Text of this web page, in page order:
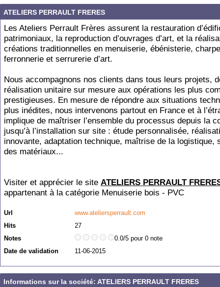
ATELIERS PERRAULT FRERES
Les Ateliers Perrault Frères assurent la restauration
patrimoniaux, la reproduction d’ouvrages d’art, et la
créations traditionnelles en menuiserie, ébénisterie,
ferronnerie et serrurerie d’art.
Nous accompagnons nos clients dans tous leurs projets,
réalisation unitaire sur mesure aux opérations les plus
prestigieuses. En mesure de répondre aux situations
plus inédites, nous intervenons partout en France et à
implique de maîtriser l’ensemble du processus depuis la
jusqu’à l’installation sur site : étude personnalisée,
innovante, adaptation technique, maîtrise de la logistique,
des matériaux...
Visiter et apprécier le site ATELIERS PERRAULT
appartenant à la catégorie Menuiserie bois - PVC
Url
www.ateliersperrault.com
Hits
27
Notes
0.0/5 pour 0 note
Date de validation
11-06-2015
Informations sur la société: ATELIERS PERRAULT FRERES